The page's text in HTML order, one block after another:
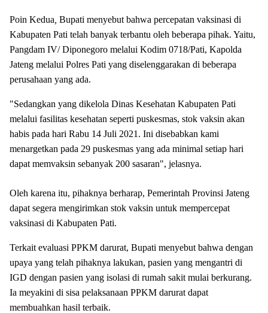
Poin Kedua Bupati menyebut bahwa percepatan vaksinasi di
Kabupaten Pati telah banyak terbantu oleh beberapa pihak. Yaitu,
Pangdam IV/ Diponegoro melalui Kodim 0718/Pati, Kapolda
Jateng melalui Polres Pati yang diselenggarakan di beberapa
perusahaan yang ada.
"Sedangkan yang dikelola Dinas Kesehatan Kabupaten Pati
melalui fasilitas kesehatan seperti puskesmas, stok vaksin akan
habis pada hari Rabu 14 Juli 2021. Ini disebabkan kami
menargetkan pada 29 puskesmas yang ada minimal setiap hari
dapat memvaksin sebanyak 200 sasaran", jelasnya.
Oleh karena itu, pihaknya berharap, Pemerintah Provinsi Jateng
dapat segera mengirimkan stok vaksin untuk mempercepat
vaksinasi di Kabupaten Pati.
Terkait evaluasi PPKM darurat, Bupati menyebut bahwa dengan
upaya yang telah pihaknya lakukan, pasien yang mengantri di
IGD dengan pasien yang isolasi di rumah sakit mulai berkurang.
Ia meyakini di sisa pelaksanaan PPKM darurat dapat
membuahkan hasil terbaik.